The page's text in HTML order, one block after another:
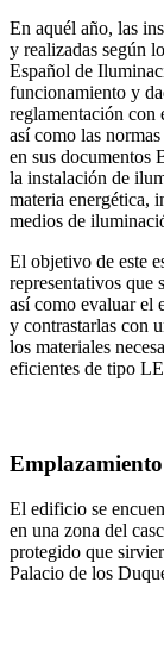
En aquél año, las
y realizadas según
Español de
funcionamiento y
reglamentación con
así como las
en sus documentos
la instalación de
materia energética,
medios de
El objetivo de este
representativos que
así como evaluar el
y contrastarlas con
los materiales
eficientes de tipo
Emplazamiento
El edificio se
en una zona del
protegido que
Palacio de los